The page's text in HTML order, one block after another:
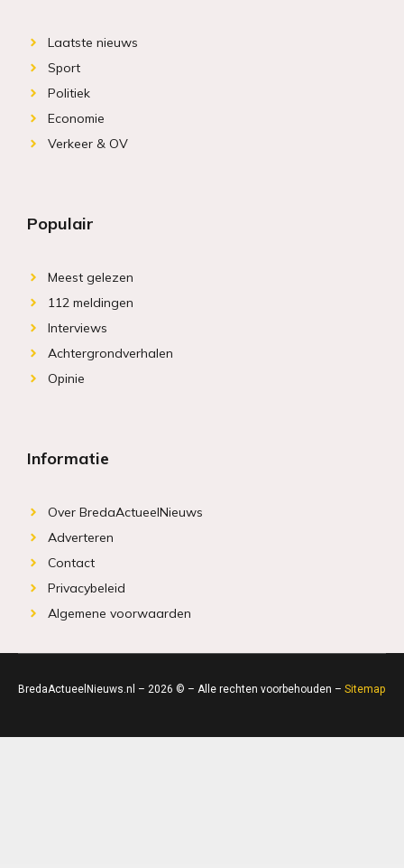
Laatste nieuws
Sport
Politiek
Economie
Verkeer & OV
Populair
Meest gelezen
112 meldingen
Interviews
Achtergrondverhalen
Opinie
Informatie
Over BredaActueelNieuws
Adverteren
Contact
Privacybeleid
Algemene voorwaarden
BredaActueelNieuws.nl – 2026 © – Alle rechten voorbehouden – Sitemap